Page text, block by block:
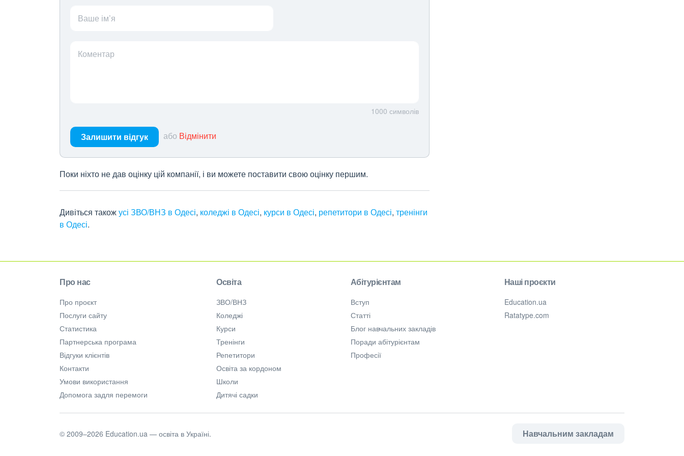
Ваше ім’я
Коментар
1000 символів
Залишити відгук або Відмінити
Поки ніхто не дав оцінку цій компанії, і ви можете поставити свою оцінку першим.
Дивіться такожусі ЗВО/ВНЗ в Одесі, коледжі в Одесі, курси в Одесі, репетитори в Одесі, тренінги
в Одесі.
Про нас
Про проєкт
Послуги сайту
Статистика
Партнерська програма
Відгуки клієнтів
Контакти
Умови використання
Допомога задля перемоги
Освіта
ЗВО/ВНЗ
Коледжі
Курси
Тренінги
Репетитори
Освіта за кордоном
Школи
Дитячі садки
Абітурієнтам
Вступ
Статті
Блог навчальних закладів
Поради абітурієнтам
Професії
Наші проєкти
Education.ua
Ratatype.com
Навчальним закладам
© 2009–2026 Education.ua — освіта в Україні.